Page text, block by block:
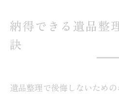
納得できる遺品整
訣
遺品整理で後悔しないため